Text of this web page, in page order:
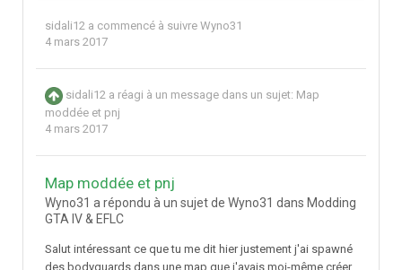
sidali12 a commencé à suivre Wyno31
4 mars 2017
sidali12 a réagi à un message dans un sujet: Map
moddée et pnj
4 mars 2017
Map moddée et pnj
Wyno31 a répondu à un sujet de Wyno31 dans Modding
GTA IV & EFLC
Salut intéressant ce que tu me dit hier justement j'ai spawné
des bodyguards dans une map que j'avais moi-même créer